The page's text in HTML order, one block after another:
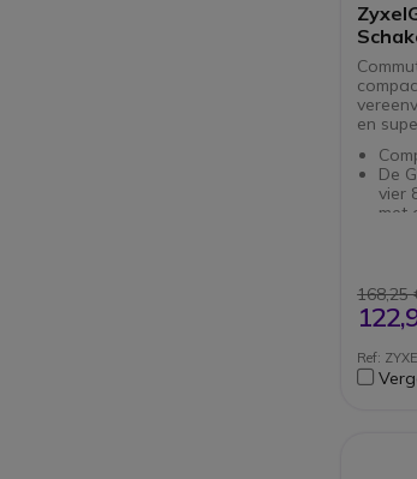
Gbps
en
De
vier
met
168,25
Ref: